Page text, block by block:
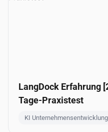
LangDock Erfahrung
Tage-Praxistest
KI Unternehmensentwicklung